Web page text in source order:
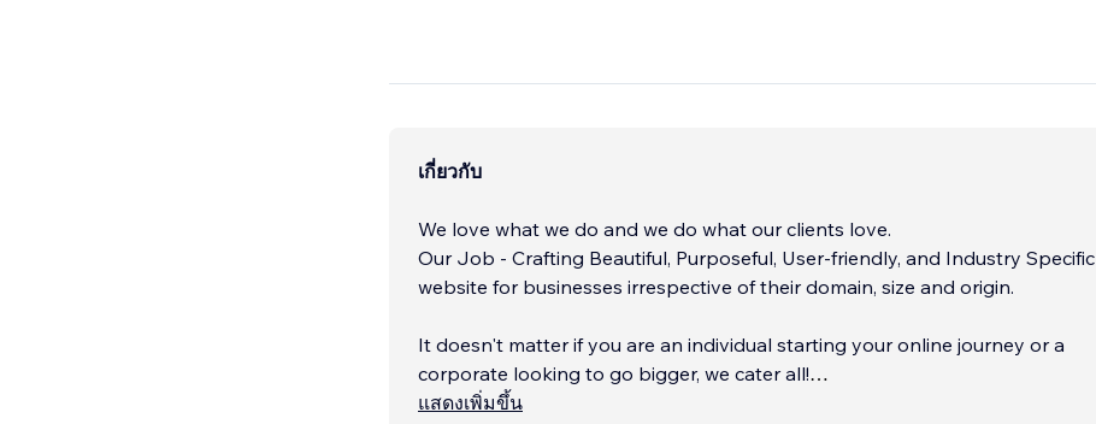
เกี่ยวกับ
We love what we do and we do what our clients love.
Our Job - Crafting Beautiful, Purposeful, User-friendly, and Industry Specific
website for businesses irrespective of their domain, size and origin.
It doesn't matter if you are an individual starting your online journey or a
corporate looking to go bigger, we cater all!
แสดงเพิ่มขึ้น